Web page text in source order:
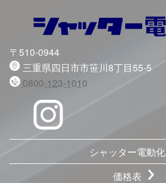
〒510-0944
三重県四日市市笹川8丁目55-5
0800-123-1010
シャッター電動化
価格表